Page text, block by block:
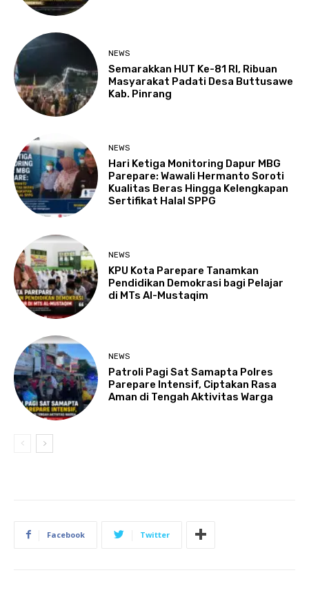
NEWS
Semarakkan HUT Ke-81 RI, Ribuan
Masyarakat Padati Desa Buttusawe
Kab. Pinrang
NEWS
Hari Ketiga Monitoring Dapur MBG
Parepare: Wawali Hermanto Soroti
Kualitas Beras Hingga Kelengkapan
Sertifikat Halal SPPG
NEWS
KPU Kota Parepare Tanamkan
Pendidikan Demokrasi bagi Pelajar
di MTs Al-Mustaqim
NEWS
Patroli Pagi Sat Samapta Polres
Parepare Intensif, Ciptakan Rasa
Aman di Tengah Aktivitas Warga
Facebook Twitter